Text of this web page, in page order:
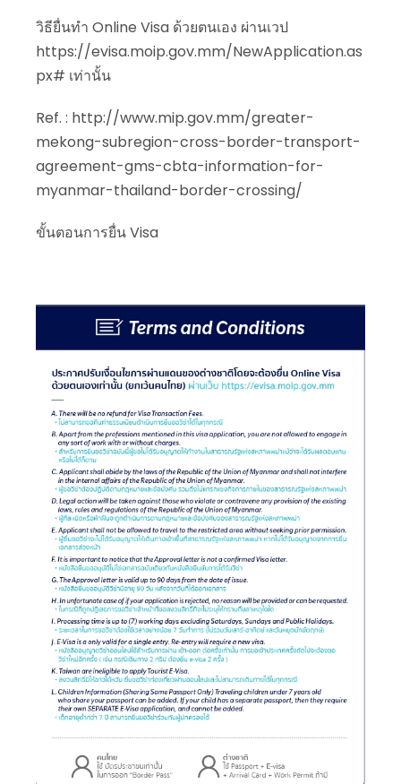
วิธียื่นทำ Online Visa ด้วยตนเอง ผ่านเวป
https://evisa.moip.gov.mm/NewApplication.as
px# เท่านั้น
Ref. : http://www.mip.gov.mm/greater-
mekong-subregion-cross-border-transport-
agreement-gms-cbta-information-for-
myanmar-thailand-border-crossing/
ขั้นตอนการยื่น Visa